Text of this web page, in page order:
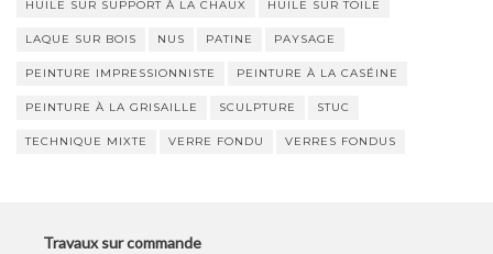
HUILE SUR SUPPORT À LA CHAUX HUILE SUR TOILE
LAQUE SUR BOIS NUS PATINE PAYSAGE
PEINTURE IMPRESSIONNISTE PEINTURE À LA CASÉINE
PEINTURE À LA GRISAILLE SCULPTURE STUC
TECHNIQUE MIXTE VERRE FONDU VERRES FONDUS
Travaux sur commande